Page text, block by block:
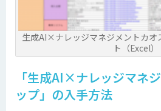
生成AI×ナレッジマネジメントカ
ト（Excel）
「生成AI×ナレッジマネ
ップ」の入手方法